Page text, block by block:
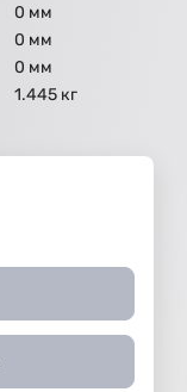
0 мм
0 мм
0 мм
1.445 кг